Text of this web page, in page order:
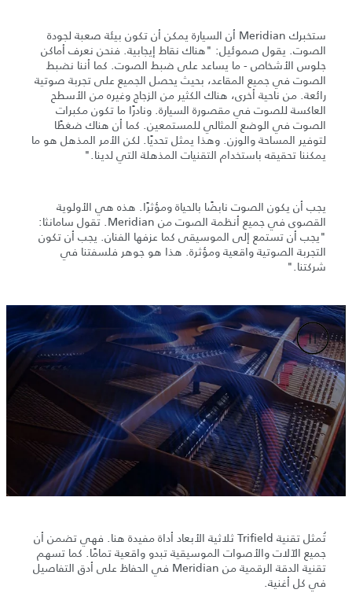
ستخبرك Meridian أن السيارة يمكن أن تكون بيئة صعبة لجودة
الصوت. يقول صموئيل: "هناك نقاط إيجابية. فنحن نعرف أماكن
جلوس الأشخاص - ما يساعد على ضبط الصوت. كما أننا نضبط
الصوت في جميع المقاعد، بحيث يحصل الجميع على تجربة صوتية
رائعة. من ناحية أخرى، هناك الكثير من الزجاج وغيره من الأسطح
العاكسة للصوت في مقصورة السيارة. ونادرًا ما تكون مكبرات
الصوت في الوضع المثالي للمستمعين. كما أن هناك ضغطًا
لتوفير المساحة والوزن. وهذا يمثل تحديًا. لكن الأمر المذهل هو ما
يمكننا تحقيقه باستخدام التقنيات المذهلة التي لدينا."
يجب أن يكون الصوت نابضًا بالحياة ومؤثرًا. هذه هي الأولوية
القصوى في جميع أنظمة الصوت من Meridian. تقول سامانثا:
"يجب أن تستمع إلى الموسيقى كما عزفها الفنان. يجب أن تكون
التجربة الصوتية واقعية ومؤثرة. هذا هو جوهر فلسفتنا في
شركتنا."
تُمثل تقنية Trifield ثلاثية الأبعاد أداة مفيدة هنا. فهي تضمن أن
جميع الآلات والأصوات الموسيقية تبدو واقعية تمامًا. كما تسهم
تقنية الدقة الرقمية من Meridian في الحفاظ على أدق التفاصيل
في كل أغنية.